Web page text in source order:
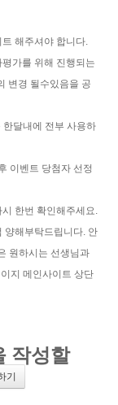
해주셔야 합니다.
가를 위해 진행되는
변경 될수있음을 공
달내에 전부 사용하
이벤트 당첨자 선정
한번 확인해주세요.
양해부탁드립니다. 안
원하시는 선생님과
지 메인사이트 상단